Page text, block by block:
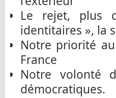
Le rejet, plus
identitaires », la
Notre priorité
France
Notre volonté
démocratiques.